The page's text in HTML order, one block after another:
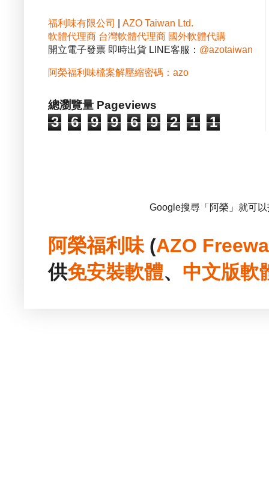
福利味有限公司
AZO Taiwan Ltd.
軟體代理商 台灣軟體代理商 國外軟體代購
開立電子發票 即時出貨 LINE客服： @azotaiwan
阿榮福利味檔案解壓縮密碼：azo
總瀏覽量 Pageviews
3 6 9 9 6 9 2 1 1
Google搜尋「阿榮」就可
阿榮福利味(AZO
供免安裝軟體、 中文版軟